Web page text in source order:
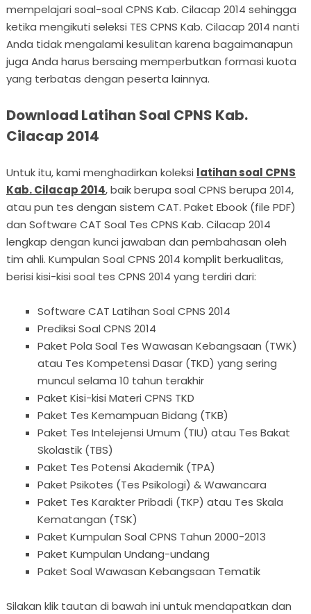
mempelajari soal-soal CPNS Kab. Cilacap 2014 sehingga
ketika mengikuti seleksi TES CPNS Kab. Cilacap 2014 nanti
Anda tidak mengalami kesulitan karena bagaimanapun
juga Anda harus bersaing memperbutkan formasi kuota
yang terbatas dengan peserta lainnya.
Download Latihan Soal CPNS Kab.
Cilacap 2014
Untuk itu, kami menghadirkan koleksi latihan soal CPNS
Kab. Cilacap 2014, baik berupa soal CPNS berupa 2014,
atau pun tes dengan sistem CAT. Paket Ebook (file PDF)
dan Software CAT Soal Tes CPNS Kab. Cilacap 2014
lengkap dengan kunci jawaban dan pembahasan oleh
tim ahli. Kumpulan Soal CPNS 2014 komplit berkualitas,
berisi kisi-kisi soal tes CPNS 2014 yang terdiri dari:
Software CAT Latihan Soal CPNS 2014
Prediksi Soal CPNS 2014
Paket Pola Soal Tes Wawasan Kebangsaan (TWK)
atau Tes Kompetensi Dasar (TKD) yang sering
muncul selama 10 tahun terakhir
Paket Kisi-kisi Materi CPNS TKD
Paket Tes Kemampuan Bidang (TKB)
Paket Tes Intelejensi Umum (TIU) atau Tes Bakat
Skolastik (TBS)
Paket Tes Potensi Akademik (TPA)
Paket Psikotes (Tes Psikologi) & Wawancara
Paket Tes Karakter Pribadi (TKP) atau Tes Skala
Kematangan (TSK)
Paket Kumpulan Soal CPNS Tahun 2000-2013
Paket Kumpulan Undang-undang
Paket Soal Wawasan Kebangsaan Tematik
Silakan klik tautan di bawah ini untuk mendapatkan dan